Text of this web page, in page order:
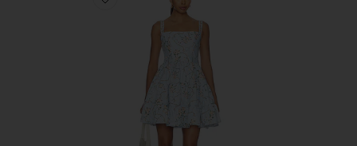
Favorite LIMA ドレス